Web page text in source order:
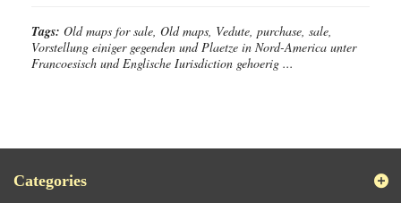
Tags: Old maps for sale, Old maps, Vedute, purchase, sale,
Vorstellung einiger gegenden und Plaetze in Nord-America unter
Francoesisch und Englische Iurisdiction gehoerig ...
Categories